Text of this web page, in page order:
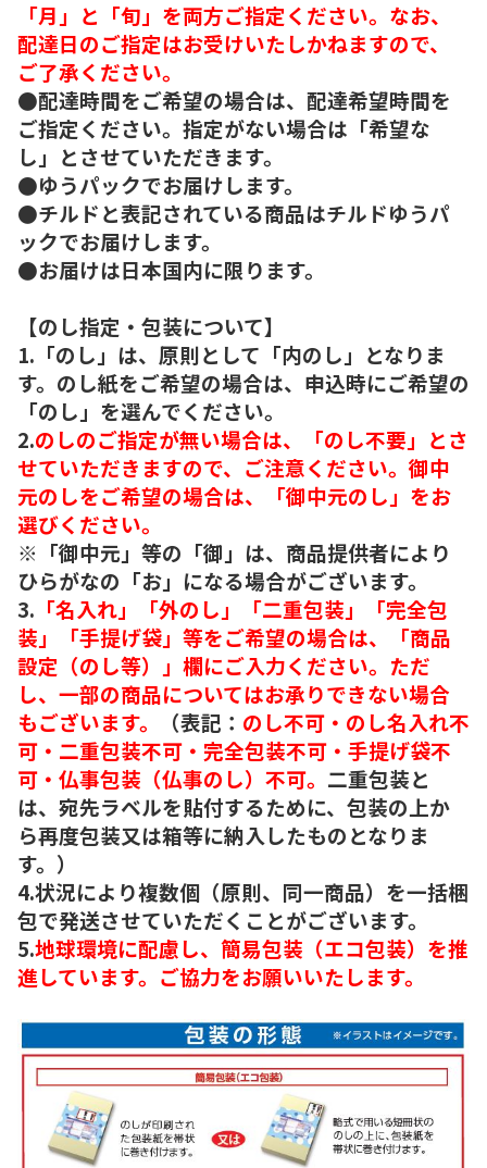
「月」と「旬」を両方ご指定ください。なお、
配達日のご指定はお受けいたしかねますので、
ご了承ください。
●配達時間をご希望の場合は、配達希望時間を
ご指定ください。指定がない場合は「希望な
し」とさせていただきます。
●ゆうパックでお届けします。
●チルドと表記されている商品はチルドゆうパ
ックでお届けします。
●お届けは日本国内に限ります。
【のし指定・包装について】
1.「のし」は、原則として「内のし」となりま
す。のし紙をご希望の場合は、申込時にご希望の
「のし」を選んでください。
2.のしのご指定が無い場合は、「のし不要」とさ
せていただきますので、ご注意ください。御中
元のしをご希望の場合は、「御中元のし」をお
選びください。
※「御中元」等の「御」は、商品提供者により
ひらがなの「お」になる場合がございます。
3. 「名入れ」「外のし」「二重包装」「完全包
装」「手提げ袋」等をご希望の場合は、「商品
設定（のし等）」欄にご入力ください。ただ
し、一部の商品についてはお承りできない場合
もございます。
（表記： のし不可・のし名入れ不
可・二重包装不可・完全包装不可・手提げ袋不
可・仏事包装（仏事のし）不可。 二重包装と
は、宛先ラベルを貼付するために、包装の上か
ら再度包装又は箱等に納入したものとなりま
す。）
4.状況により複数個（原則、同一商品）を一括梱
包で発送させていただくことがございます。
5.地球環境に配慮し、簡易包装（エコ包装）を推
進しています。ご協力をお願いいたします。